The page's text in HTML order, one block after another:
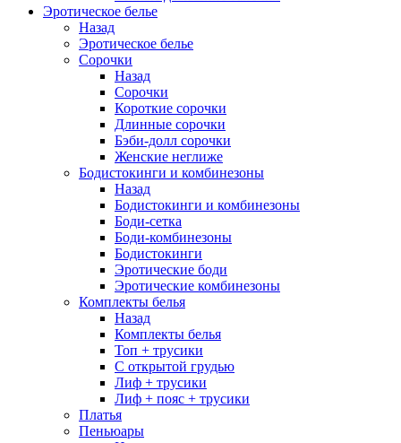
Эротическое белье
Назад
Эротическое белье
Сорочки
Назад
Сорочки
Короткие сорочки
Длинные сорочки
Бэби-долл сорочки
Женские неглиже
Бодистокинги и комбинезоны
Назад
Бодистокинги и комбинезоны
Боди-сетка
Боди-комбинезоны
Бодистокинги
Эротические боди
Эротические комбинезоны
Комплекты белья
Назад
Комплекты белья
Топ + трусики
С открытой грудью
Лиф + трусики
Лиф + пояс + трусики
Платья
Пеньюары